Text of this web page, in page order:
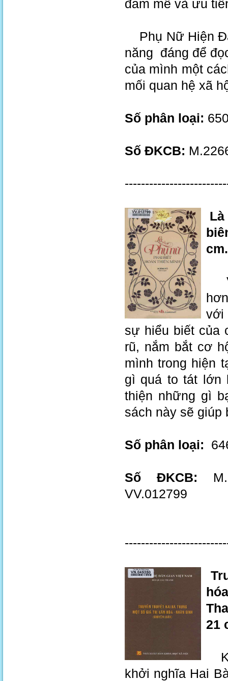
đam mê và ưu
Phụ Nữ Hiện
năng đáng để
của mình một
mối quan hệ xã
Số phân loại:
Số ĐKCB:
với
sự hiểu biết của
rũ, nắm bắt cơ
mình trong hiện
gì quá to tát lớn
thiện những gì
sách này sẽ giúp
Số phân loại:
Số ĐKCB:
VV.012799
21
khởi nghĩa Hai